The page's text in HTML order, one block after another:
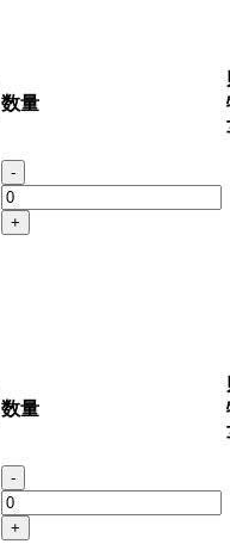
数量
-
+
数量
-
+